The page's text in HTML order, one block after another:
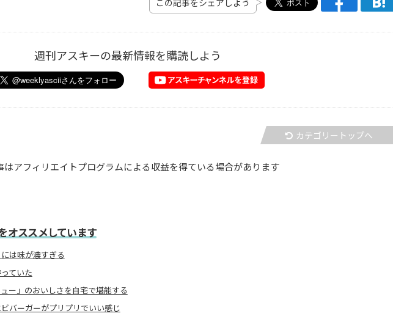
この記事をシェアしよう
週刊アスキーの最新情報を購読しよう
カテゴリートップへ
はアフィリエイトプログラムによる収益を得ている場合があります
オススメしています
は味が濃すぎる
ていた
ー」のおいしさを自宅で堪能する
バーガーがプリプリでいい感じ